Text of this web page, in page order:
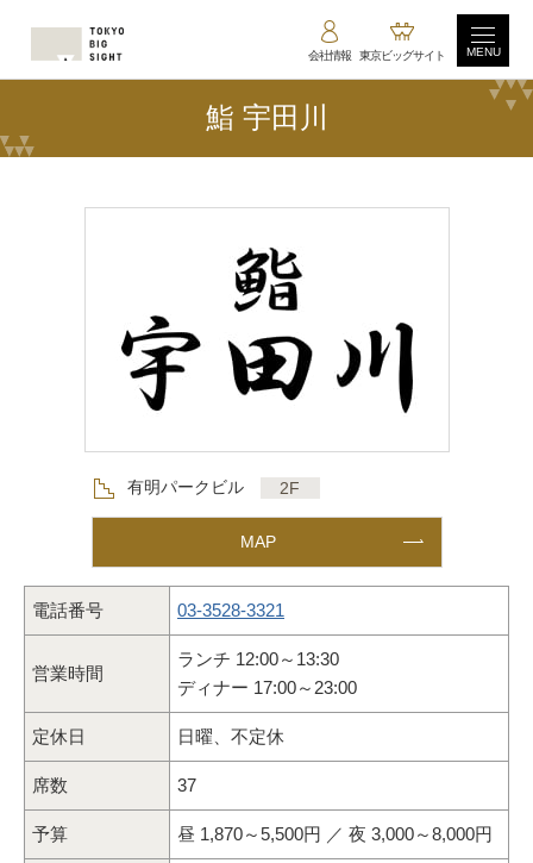
会社情報 東京ビッグサイト MENU
鮨 宇田川
フロア
有明パークビル 2F
MAP
電話番号 03-3528-3321
営業時間
ランチ 12:00～13:30
ディナー 17:00～23:00
定休日 日曜、不定休
席数 37
予算 昼 1,870～5,500円 ／ 夜 3,000～8,000円